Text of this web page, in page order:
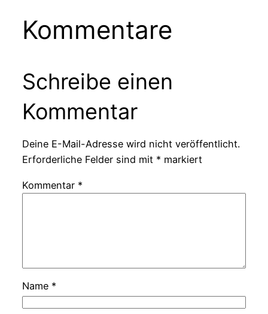
Kommentare
Schreibe einen
Kommentar
Deine E-Mail-Adresse wird nicht veröffentlicht.
Erforderliche Felder sind mit * markiert
Kommentar *
Name *